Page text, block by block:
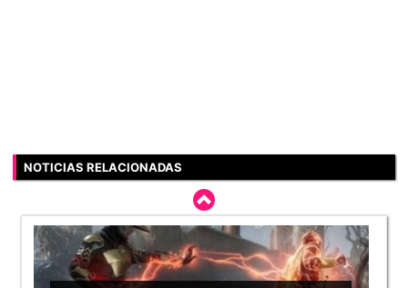
NOTICIAS RELACIONADAS